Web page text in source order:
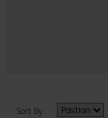
Sort By